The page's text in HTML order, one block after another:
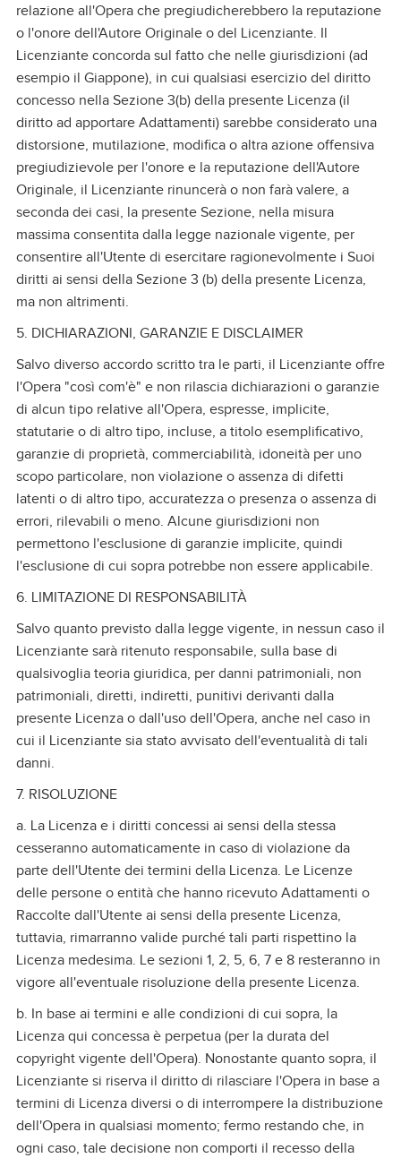
relazione all'Opera che pregiudicherebbero la reputazione
o l'onore dell'Autore Originale o del Licenziante. Il
Licenziante concorda sul fatto che nelle giurisdizioni (ad
esempio il Giappone), in cui qualsiasi esercizio del diritto
concesso nella Sezione 3(b) della presente Licenza (il
diritto ad apportare Adattamenti) sarebbe considerato una
distorsione, mutilazione, modifica o altra azione offensiva
pregiudizievole per l'onore e la reputazione dell'Autore
Originale, il Licenziante rinuncerà o non farà valere, a
seconda dei casi, la presente Sezione, nella misura
massima consentita dalla legge nazionale vigente, per
consentire all'Utente di esercitare ragionevolmente i Suoi
diritti ai sensi della Sezione 3 (b) della presente Licenza,
ma non altrimenti.
5. DICHIARAZIONI, GARANZIE E DISCLAIMER
Salvo diverso accordo scritto tra le parti, il Licenziante offre
l'Opera "così com'è" e non rilascia dichiarazioni o garanzie
di alcun tipo relative all'Opera, espresse, implicite,
statutarie o di altro tipo, incluse, a titolo esemplificativo,
garanzie di proprietà, commerciabilità, idoneità per uno
scopo particolare, non violazione o assenza di difetti
latenti o di altro tipo, accuratezza o presenza o assenza di
errori, rilevabili o meno. Alcune giurisdizioni non
permettono l'esclusione di garanzie implicite, quindi
l'esclusione di cui sopra potrebbe non essere applicabile.
6. LIMITAZIONE DI RESPONSABILITÀ
Salvo quanto previsto dalla legge vigente, in nessun caso il
Licenziante sarà ritenuto responsabile, sulla base di
qualsivoglia teoria giuridica, per danni patrimoniali, non
patrimoniali, diretti, indiretti, punitivi derivanti dalla
presente Licenza o dall'uso dell'Opera, anche nel caso in
cui il Licenziante sia stato avvisato dell'eventualità di tali
danni.
7. RISOLUZIONE
a. La Licenza e i diritti concessi ai sensi della stessa
cesseranno automaticamente in caso di violazione da
parte dell'Utente dei termini della Licenza. Le Licenze
delle persone o entità che hanno ricevuto Adattamenti o
Raccolte dall'Utente ai sensi della presente Licenza,
tuttavia, rimarranno valide purché tali parti rispettino la
Licenza medesima. Le sezioni 1, 2, 5, 6, 7 e 8 resteranno in
vigore all'eventuale risoluzione della presente Licenza.
b. In base ai termini e alle condizioni di cui sopra, la
Licenza qui concessa è perpetua (per la durata del
copyright vigente dell'Opera). Nonostante quanto sopra, il
Licenziante si riserva il diritto di rilasciare l'Opera in base a
termini di Licenza diversi o di interrompere la distribuzione
dell'Opera in qualsiasi momento; fermo restando che, in
ogni caso, tale decisione non comporti il recesso della